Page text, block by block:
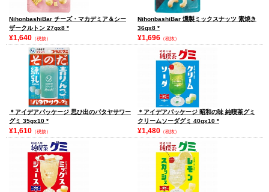
NihonbashiBar チーズ・マカデミア＆シー
ザークルトン 27gx8 *
¥1,640 （税抜）
NihonbashiBar 燻製ミックスナッツ 素焼き
36gx8 *
¥1,696 （税抜）
＊アイデアパッケージ 思ひ出のパタヤサワー
グミ 35gx10 *
¥1,610 （税抜）
＊アイデアパッケージ 昭和の味 純喫茶グミ
クリームソーダグミ 40gx10 *
¥1,480 （税抜）